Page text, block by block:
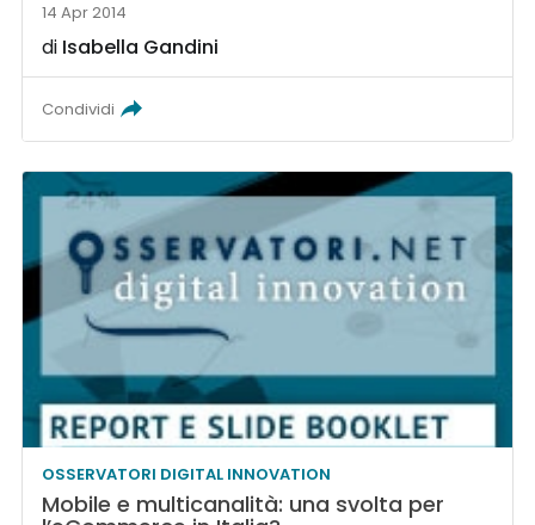
14 Apr 2014
di Isabella Gandini
Condividi
OSSERVATORI DIGITAL INNOVATION
Mobile e multicanalità: una svolta per